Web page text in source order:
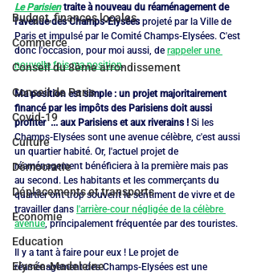
Budget, finances locales
Commerce
Conseil du 8ème arrondissement
Conseil de Paris
Covid-19
Culture
Démocratie
Déplacements et transports
Economie
Education
Elysée-Madeleine
Le Parisien traite à nouveau du réaménagement de
l'avenue des Champs-Elysées projeté par la Ville de
Paris et impulsé par le Comité Champs-Elysées. C'est
donc l'occasion, pour moi aussi, de rappeler une
nouvelle fois ma position.
Ma position est simple : un projet majoritairement
financé par les impôts des Parisiens doit aussi
profiter  ... aux Parisiens et aux riverains ! Si les
Champs-Elysées sont une avenue célèbre, c'est aussi
un quartier habité. Or, l'actuel projet de
réaménagement bénéficiera à la première mais pas
au second. Les habitants et les commerçants du
quartier ont trop souvent le sentiment de vivre et de
travailler dans l'arrière-cour négligée de la célèbre
avenue, principalement fréquentée par des touristes.
Il y a tant à faire pour eux ! Le projet de
réaménagement des Champs-Elysées est une